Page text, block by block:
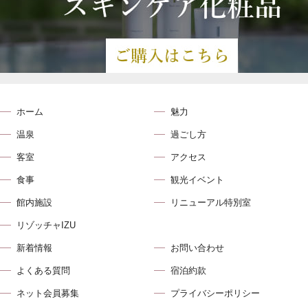
ホーム
温泉
客室
食事
館内施設
リゾッチャIZU
魅力
過ごし方
アクセス
観光イベント
リニューアル特別室
新着情報
よくある質問
ネット会員募集
お問い合わせ
宿泊約款
プライバシーポリシー